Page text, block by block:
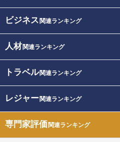
ビジネス 関連ランキング
人材関連ランキング
トラベル関連ランキング
レジャー関連ランキング
専門家評価関連ランキング